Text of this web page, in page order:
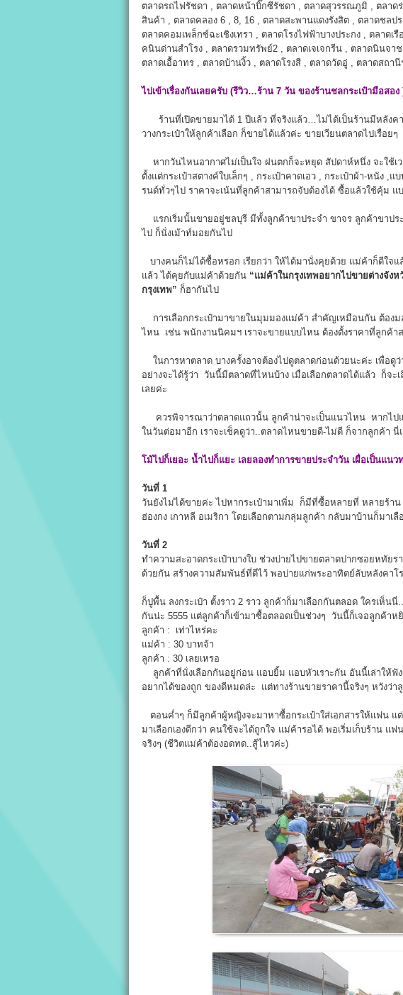
ตลาดรถไฟรัชดา , ตลาดหน้าบิ๊กซีรัชดา , ตลาดสุวรรณภูมิ , ตลาด
สินค้า , ตลาดคลอง 6 , 8, 16 , ตลาดสะพานแดงรังสิต , ตลาดชลป
ตลาดคอมเพล็กซ์ฉะเชิงเทรา , ตลาดโรงไฟฟ้าบางประกง , ตลาด
คนินด่านสำโรง , ตลาดรวมทรัพย์2 , ตลาดเจเจกรีน , ตลาดนินจา
ตลาดเอื้อาทร , ตลาดบ้านงิ้ว , ตลาดโรงสี , ตลาดวัดอู่ , ตลาดสถานี
ไปเข้าเรื่องกันเลยครับ (รีวิว…ร้าน 7 วัน ของร้านชลกระเป๋ามือสอง
ร้านที่เปิดขายมาได้ 1 ปีแล้ว ที่จริงแล้ว…ไม่ได้เป็นร้านมีหลังค
วางกระเป๋าให้ลูกค้าเลือก ก็ขายได้แล้วค่ะ ขายเวียนตลาดไปเรื่อยๆ
หากวันไหนอากาศไม่เป็นใจ ฝนตกก็จะหยุด สัปดาห์หนึ่ง จะใช้เว
ตั้งแต่กระเป๋าสตางค์ใบเล็กๆ , กระเป๋าคาดเอว , กระเป๋าผ้า-หนัง
รนด์ทั่วๆไป ราคาจะเน้นที่ลูกค้าสามารถจับต้องได้ ซื้อแล้วใช้คุ้ม แ
แรกเริ่มนั้นขายอยู่ชลบุรี มีทั้งลูกค้าขาประจำ ขาจร ลูกค้าขาปร
ไป ก็นั่งเม้าท์มอยกันไป
บางคนก็ไม่ได้ซื้อหรอก เรียกว่า ให้ได้มานั่งคุยด้วย แม่ค้าก็ดีใจแ
แล้ว ได้คุยกับแม่ค้าด้วยกัน “แม่ค้าในกรุงเทพอยากไปขายต่างจัง
กรุงเทพ” ก็ฮากันไป
การเลือกกระเป๋ามาขายในมุมมองแม่ค้า สำคัญเหมือนกัน ต้อง
ไหน เช่น พนักงานนิคมฯ เราจะขายแบบไหน ต้องตั้งราคาที่ลูกค้า
ในการหาตลาด บางครั้งอาจต้องไปดูตลาดก่อนด้วยนะค่ะ เพื่อดู
อย่างจะได้รู้ว่า วันนี้มีตลาดที่ไหนบ้าง เมื่อเลือกตลาดได้แล้ว ก็จะ
เลยค่ะ
ควรพิจารณาว่าตลาดแถวนั้น ลูกค้าน่าจะเป็นแนวไหน หากไป
ในวันต่อมาอีก เราจะเช็คดูว่า..ตลาดไหนขายดี-ไม่ดี ก็จากลูกค้า นี่
โม้ไปก็เยอะ น้ำไปก็แยะ เลยลองทำการขายประจำวัน เผื่อเป็นแน
วันที่ 1
วันยังไม่ได้ขายค่ะ ไปหากระเป๋ามาเพิ่ม ก็มีที่ซื้อหลายที่ หลายร้า
ฮ่องกง เกาหลี อเมริกา โดยเลือกตามกลุ่มลูกค้า กลับมาบ้านก็มาเ
วันที่ 2
ทำความสะอาดกระเป๋าบางใบ ช่วงบ่ายไปขายตลาดปากซอยหทั
ด้วยกัน สร้างความสัมพันธ์ที่ดีไว้ พอบ่ายแก่พระอาทิตย์ลับหลังคาโร
ก็ปูพื้น ลงกระเป๋า ตั้งราว 2 ราว ลูกค้าก็มาเลือกกันตลอด ใครเห็น
กันน่ะ 5555 แต่ลูกค้าก็เข้ามาซื้อตลอดเป็นช่วงๆ วันนี้ก็เจอลูกค้าห
ลูกค้า : เท่าไหร่คะ
แม่ค้า : 30 บาทจ้า
ลูกค้า : 30 เลยเหรอ
ลูกค้าที่นั่งเลือกกันอยู่ก่อน แอบยิ้ม แอบหัวเราะกัน อันนี้เล่าให้
อยากได้ของถูก ของดีหมดล่ะ แต่ทางร้านขายราคานี้จริงๆ หวังว่า
ตอนค่ำๆ ก็มีลูกค้าผู้หญิงจะมาหาซื้อกระเป๋าใส่เอกสารให้แฟน
มาเลือกเองดีกว่า คนใช้จะได้ถูกใจ แม่ค้ารอได้ พอเริ่มเก็บร้าน
จริงๆ (ชีวิตแม่ค้าต้องอดทด..สู้ไหวค่ะ)